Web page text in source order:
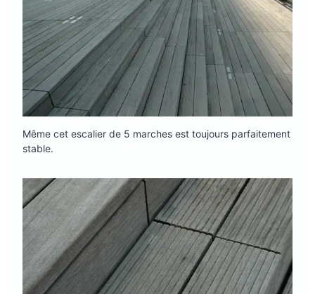
Même cet escalier de 5 marches est toujours parfaitement
stable.